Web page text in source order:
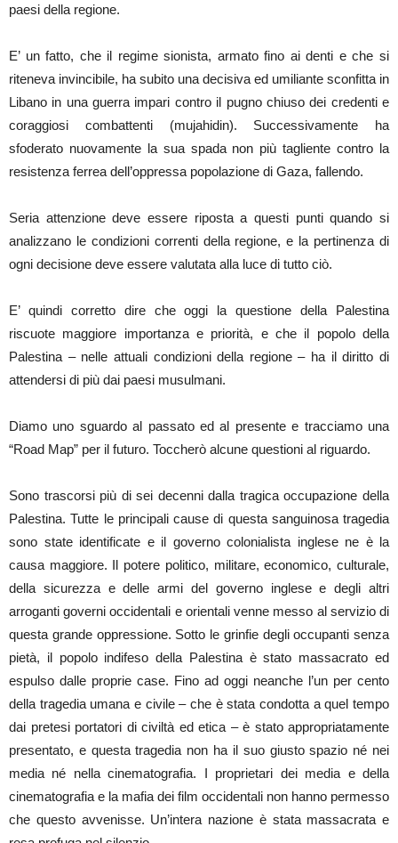
paesi della regione.
E’ un fatto, che il regime sionista, armato fino ai denti e che si
riteneva invincibile, ha subito una decisiva ed umiliante sconfitta in
Libano in una guerra impari contro il pugno chiuso dei credenti e
coraggiosi combattenti (mujahidin). Successivamente ha
sfoderato nuovamente la sua spada non più tagliente contro la
resistenza ferrea dell’oppressa popolazione di Gaza, fallendo.
Seria attenzione deve essere riposta a questi punti quando si
analizzano le condizioni correnti della regione, e la pertinenza di
ogni decisione deve essere valutata alla luce di tutto ciò.
E’ quindi corretto dire che oggi la questione della Palestina
riscuote maggiore importanza e priorità, e che il popolo della
Palestina – nelle attuali condizioni della regione – ha il diritto di
attendersi di più dai paesi musulmani.
Diamo uno sguardo al passato ed al presente e tracciamo una
“Road Map” per il futuro. Toccherò alcune questioni al riguardo.
Sono trascorsi più di sei decenni dalla tragica occupazione della
Palestina. Tutte le principali cause di questa sanguinosa tragedia
sono state identificate e il governo colonialista inglese ne è la
causa maggiore. Il potere politico, militare, economico, culturale,
della sicurezza e delle armi del governo inglese e degli altri
arroganti governi occidentali e orientali venne messo al servizio di
questa grande oppressione. Sotto le grinfie degli occupanti senza
pietà, il popolo indifeso della Palestina è stato massacrato ed
espulso dalle proprie case. Fino ad oggi neanche l’un per cento
della tragedia umana e civile – che è stata condotta a quel tempo
dai pretesi portatori di civiltà ed etica – è stato appropriatamente
presentato, e questa tragedia non ha il suo giusto spazio né nei
media né nella cinematografia. I proprietari dei media e della
cinematografia e la mafia dei film occidentali non hanno permesso
che questo avvenisse. Un’intera nazione è stata massacrata e